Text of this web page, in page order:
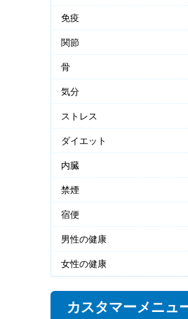
免疫
関節
骨
気分
ストレス
ダイエット
内臓
禁煙
宿便
男性の健康
女性の健康
カスタマーメニュ